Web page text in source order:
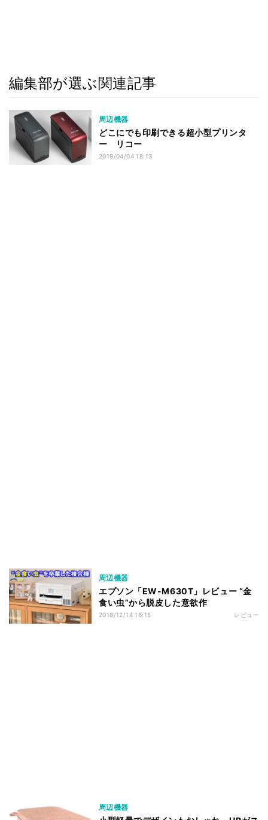
編集部が選ぶ関連記事
周辺機器
どこにでも印刷できる超小型プリンタ
ー リコー
2019/04/04 18:13
周辺機器
エプソン「EW-M630T」レビュー “金
食い虫”から脱皮した意欲作
2018/12/14 16:18 レビュー
周辺機器